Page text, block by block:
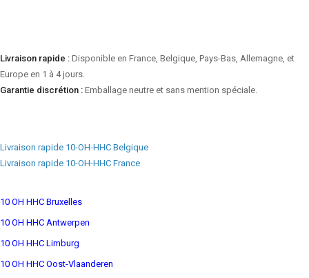
Livraison rapide : Disponible en France, Belgique, Pays-Bas, Allemagne, et
Europe en 1 à 4 jours.
Garantie discrétion : Emballage neutre et sans mention spéciale.
Livraison rapide 10-OH-HHC Belgique
Livraison rapide 10-OH-HHC France
10 OH HHC Bruxelles
10 OH HHC Antwerpen
10 OH HHC Limburg
10 OH HHC Oost-Vlaanderen